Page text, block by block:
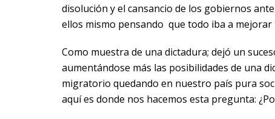
disolución y el cansancio de los gobiernos
ellos mismo pensando que todo iba a
Como muestra de una dictadura; dejó un
aumentándose más las posibilidades de una
migratorio quedando en nuestro país pura
aquí es donde nos hacemos esta pregunta: